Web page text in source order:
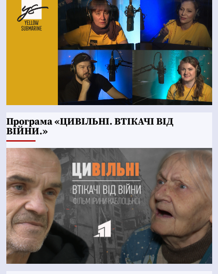
Програма «ЦИВІЛЬНІ. ВТІКАЧІ ВІД
ВІЙНИ.»